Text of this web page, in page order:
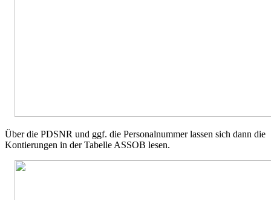
Über die PDSNR und ggf. die Personalnummer lassen sich dann die
Kontierungen in der Tabelle ASSOB lesen.